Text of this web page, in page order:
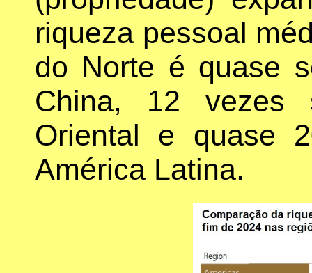
riqueza pessoal
do Norte é quase
China, 12 vezes
Oriental e quase
América Latina.